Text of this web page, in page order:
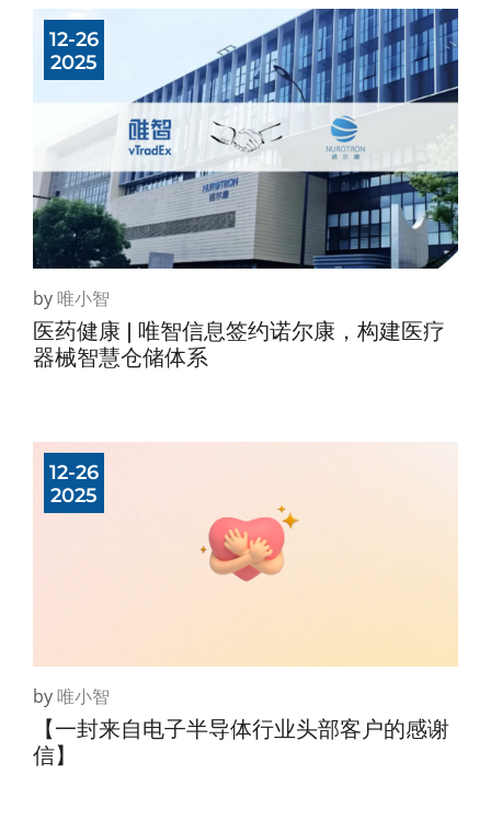
12-26
2025
by唯小智
医药健康 | 唯智信息签约诺尔康，构建医疗
器械智慧仓储体系
12-26
2025
by唯小智
【一封来自电子半导体行业头部客户的感谢
信】